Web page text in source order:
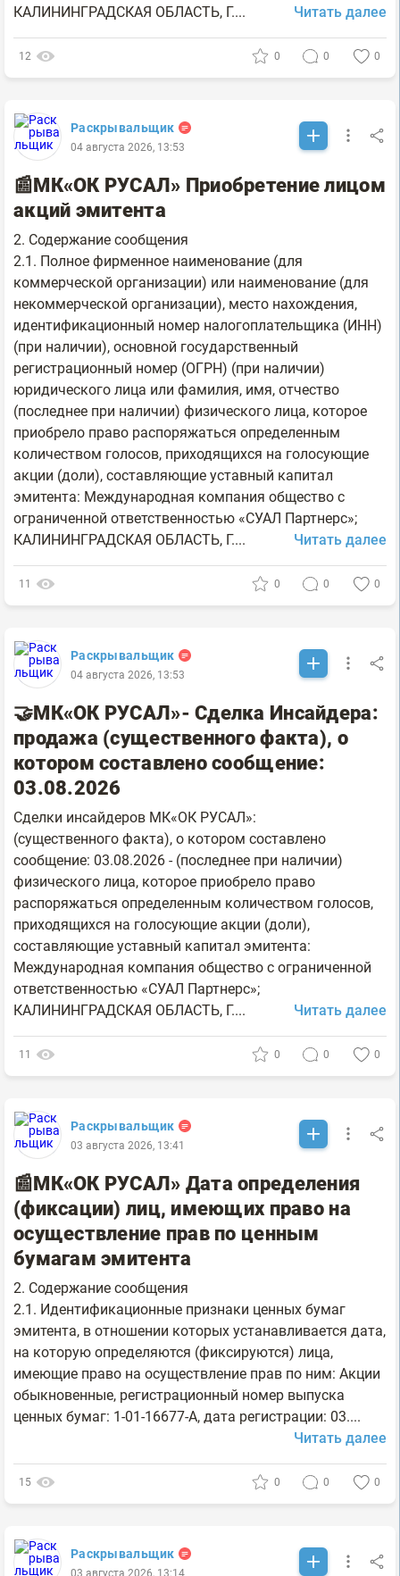
КАЛИНИНГРАДСКАЯ ОБЛАСТЬ, Г....
Читать далее
12 0 0 0
Раскрывальщик
04 августа 2026, 13:53
📰МК«ОК РУСАЛ» Приобретение лицом
акций эмитента
2. Содержание сообщения
2.1. Полное фирменное наименование (для
коммерческой организации) или наименование (для
некоммерческой организации), место нахождения,
идентификационный номер налогоплательщика (ИНН)
(при наличии), основной государственный
регистрационный номер (ОГРН) (при наличии)
юридического лица или фамилия, имя, отчество
(последнее при наличии) физического лица, которое
приобрело право распоряжаться определенным
количеством голосов, приходящихся на голосующие
акции (доли), составляющие уставный капитал
эмитента: Международная компания общество с
ограниченной ответственностью «СУАЛ Партнерс»;
КАЛИНИНГРАДСКАЯ ОБЛАСТЬ, Г....
Читать далее
11 0 0 0
Раскрывальщик
04 августа 2026, 13:53
🤝МК«ОК РУСАЛ»- Сделка Инсайдера:
продажа (существенного факта), о
котором составлено сообщение:
03.08.2026
Сделки инсайдеров МК«ОК РУСАЛ»:
(существенного факта), о котором составлено
сообщение: 03.08.2026 - (последнее при наличии)
физического лица, которое приобрело право
распоряжаться определенным количеством голосов,
приходящихся на голосующие акции (доли),
составляющие уставный капитал эмитента:
Международная компания общество с ограниченной
ответственностью «СУАЛ Партнерс»;
КАЛИНИНГРАДСКАЯ ОБЛАСТЬ, Г....
Читать далее
11 0 0 0
Раскрывальщик
03 августа 2026, 13:41
📰МК«ОК РУСАЛ» Дата определения
(фиксации) лиц, имеющих право на
осуществление прав по ценным
бумагам эмитента
2. Содержание сообщения
2.1. Идентификационные признаки ценных бумаг
эмитента, в отношении которых устанавливается дата,
на которую определяются (фиксируются) лица,
имеющие право на осуществление прав по ним: Акции
обыкновенные, регистрационный номер выпуска
ценных бумаг: 1-01-16677-A, дата регистрации: 03....
Читать далее
15 0 0 0
Раскрывальщик
03 августа 2026, 13:14